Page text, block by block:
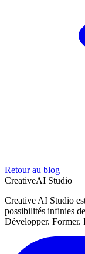
Retour au blog
CreativeAI Studio
Creative AI Studio
possibilités infinies
Développer. Former.